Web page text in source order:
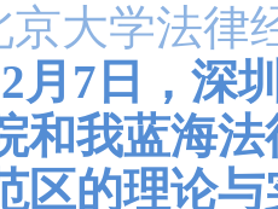
京大学法律
月7日，深
和我蓝海
区的理论